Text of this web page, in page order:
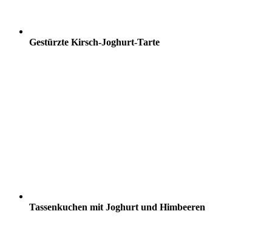
Gestürzte Kirsch-Joghurt-Tarte
Tassenkuchen mit Joghurt und Himbeeren